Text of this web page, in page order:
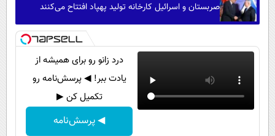
صربستان و اسرائیل کارخانه تولید پهپاد افتتاح می‌کنند
درد زانو رو برای همیشه از
یادت ببر! ◀ پرسش‌نامه رو
تکمیل کن ▶
◀ پرسش‌نامه